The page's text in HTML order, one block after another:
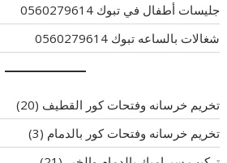
جليسات أطفال في تبوك 0560279614
شغالات بالساعه تبوك 0560279614
تخريم خرسانه وفتحات كور القطيف (20)
تخريم خرسانه وفتحات كور بالدمام (3)